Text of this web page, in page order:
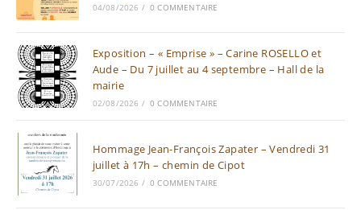
04/08/2026 / 0 COMMENTAIRE
Exposition – « Emprise » – Carine ROSELLO et
Aude – Du 7 juillet au 4 septembre – Hall de la
mairie
02/08/2026 / 0 COMMENTAIRE
Hommage Jean-François Zapater – Vendredi 31
juillet à 17h – chemin de Cipot
30/07/2026 / 0 COMMENTAIRE